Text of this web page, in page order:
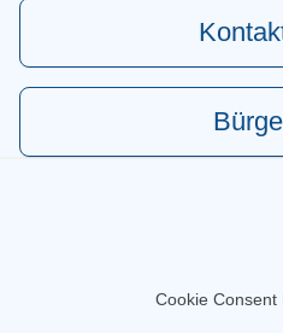
Cookie Consent